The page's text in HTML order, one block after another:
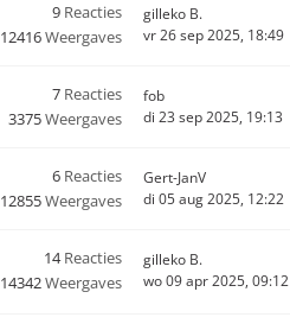
9 Reacties
12416Weergaves
gilleko B.
vr 26 sep 2025, 18:49
7 Reacties
3375Weergaves
fob
di 23 sep 2025, 19:13
6 Reacties
12855Weergaves
Gert-JanV
di 05 aug 2025, 12:22
14Reacties
14342Weergaves
gilleko B.
wo 09 apr 2025, 09:12